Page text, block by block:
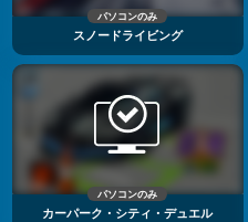
パソコンのみ
スノードライビング
パソコンのみ
カーパーク・シティ・デュエル